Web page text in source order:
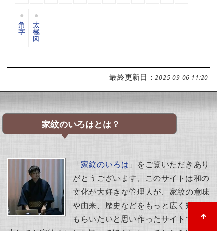
角
字
太
極
図
最終更新日：2025-09-06 11:20
家紋のいろはとは？
「家紋のいろは 」をご覧いただきあり
がとうございます。このサイトは和の
文化が大好きな管理人が、家紋の意味
や由来、歴史などをもっと広く知って
もらいたいと思い作ったサイトです。